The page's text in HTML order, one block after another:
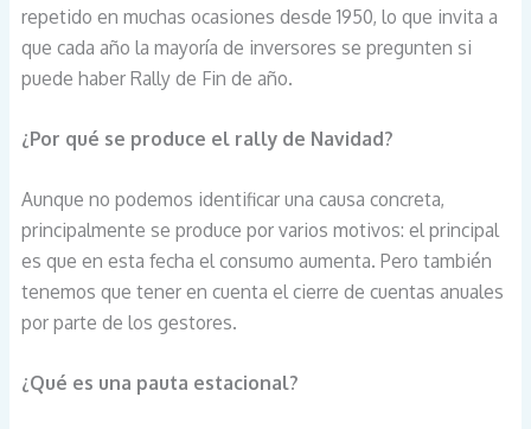
repetido en muchas ocasiones desde 1950, lo que invita a
que cada año la mayoría de inversores se pregunten si
puede haber Rally de Fin de año.
¿Por qué se produce el rally de Navidad?
Aunque no podemos identificar una causa concreta,
principalmente se produce por varios motivos: el principal
es que en esta fecha el consumo aumenta. Pero también
tenemos que tener en cuenta el cierre de cuentas anuales
por parte de los gestores.
¿Qué es una pauta estacional?